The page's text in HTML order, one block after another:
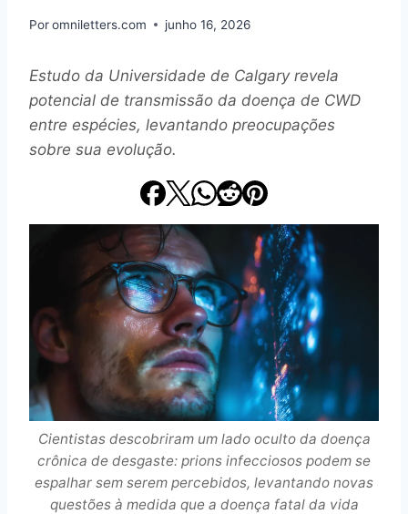
Poromniletters.com junho 16, 2026
Estudo da Universidade de Calgary revela
potencial de transmissão da doença de CWD
entre espécies, levantando preocupações
sobre sua evolução.
Cientistas descobriram um lado oculto da doença
crônica de desgaste: prions infecciosos podem se
espalhar sem serem percebidos, levantando novas
questões à medida que a doença fatal da vida